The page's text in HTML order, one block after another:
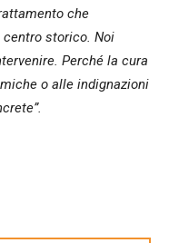
che
storico. Noi
Perché la cura
o alle indignazioni